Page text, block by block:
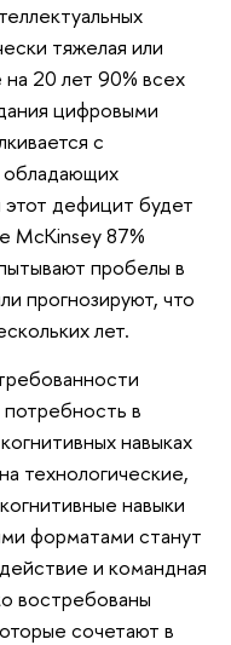
тяжелая или
20 лет 90% всех
цифровыми
с
дефицит будет
McKinsey 87%
пробелы в
прогнозируют, что
лет.
потребность в
навыках
технологические,
навыки
форматами станут
и командная
востребованы
сочетают в